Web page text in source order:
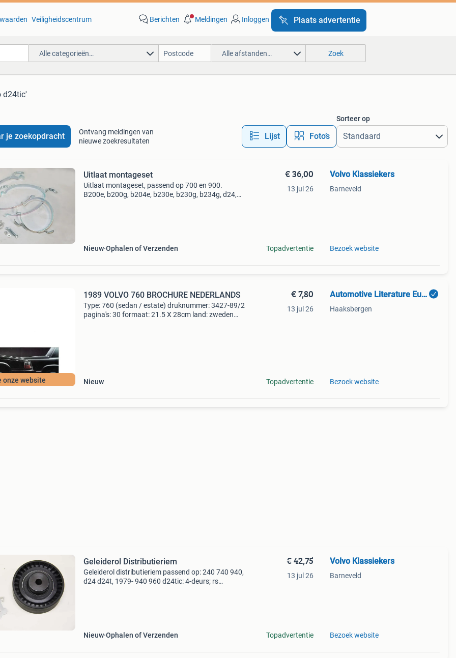
Veiligheidscentrum Berichten Meldingen Inloggen Plaats advertentie
Alle categorieën… Alle afstanden… Zoek
d24tic'
je zoekopdracht
Ontvang meldingen van
nieuwe zoekresultaten
Lijst Foto’s
Sorteer op
Uitlaat montageset
Uitlaat montageset, passend op 700 en 900.
B200e, b200g, b204e, b230e, b230g, b234g, d24,
Nieuw Ophalen of Verzenden
€ 36,00
13 jul 26
Topadvertentie
Volvo Klassiekers
Barneveld
Bezoek website
onze website
1989 VOLVO 760 BROCHURE NEDERLANDS
Type: 760 (sedan / estate) druknummer: 3427-89/2
pagina's: 30 formaat: 21.5 X 28cm land: zweden
Nieuw
€ 7,80
13 jul 26
Topadvertentie
Automotive Literature Europe
Haaksbergen
Bezoek website
Geleiderol Distributieriem
Geleiderol distributieriem passend op: 240 740 940,
d24 d24t, 1979- 940 960 d24tic: 4-deurs; rs
Nieuw Ophalen of Verzenden
€ 42,75
13 jul 26
Topadvertentie
Volvo Klassiekers
Barneveld
Bezoek website